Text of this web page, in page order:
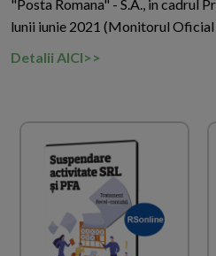
"Posta Romana" - S.A., in cadrul
lunii iunie 2021 (Monitorul Oficial
Detalii AICI>>